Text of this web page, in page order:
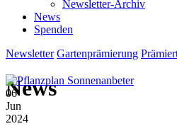
Newsletter-Archiv
News
Spenden
Newsletter Gartenprämierung
News
06
Jun
2024